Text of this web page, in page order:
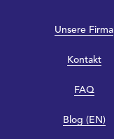
Unsere Firma
Kontakt
FAQ
Blog (EN)